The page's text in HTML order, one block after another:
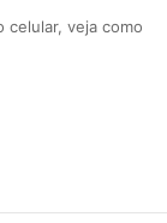
celular, veja como